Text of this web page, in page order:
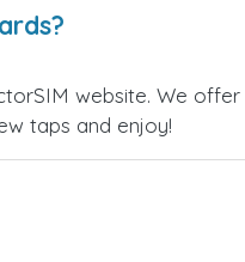
website. We
taps and enjoy!